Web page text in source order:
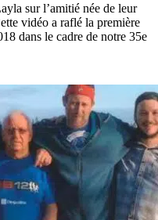
sur l’amitié née de leur
vidéo a raflé la première
dans le cadre de notre 35e